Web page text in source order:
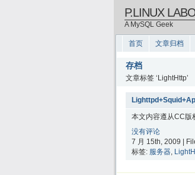
P.LINUX
A MySQL Geek
首页 文章归档
存档
文章标签 ‘LightHttp’
本文内容遵从CC版
没有评论
7 月 15th, 2009 |
标签: 服务器,